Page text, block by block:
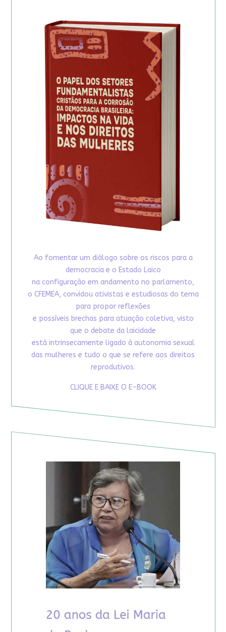
Ao fomentar um diálogo sobre os riscos para a
democracia e o Estado Laico
na configuração em andamento no parlamento,
o CFEMEA, convidou ativistas e estudiosas do tema
para propor reflexões
e possíveis brechas para atuação coletiva, visto
que o debate da laicidade
está intrinsecamente ligado à autonomia sexual
das mulheres e tudo o que se refere aos direitos
reprodutivos.
CLIQUE E BAIXE O E-BOOK